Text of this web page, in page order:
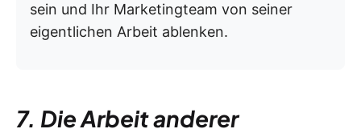
sein und Ihr Marketingteam von seiner
eigentlichen Arbeit ablenken.
7. Die Arbeit anderer